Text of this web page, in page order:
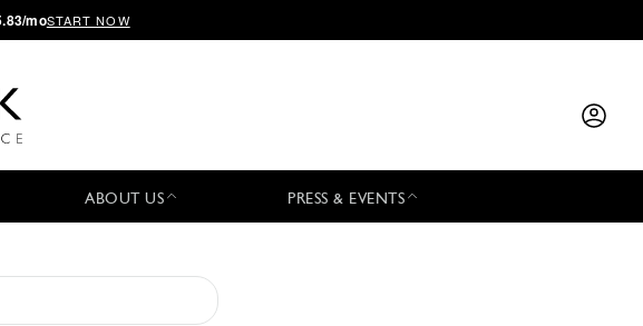
moSTART NOW
ABOUT US PRESS & EVENTS